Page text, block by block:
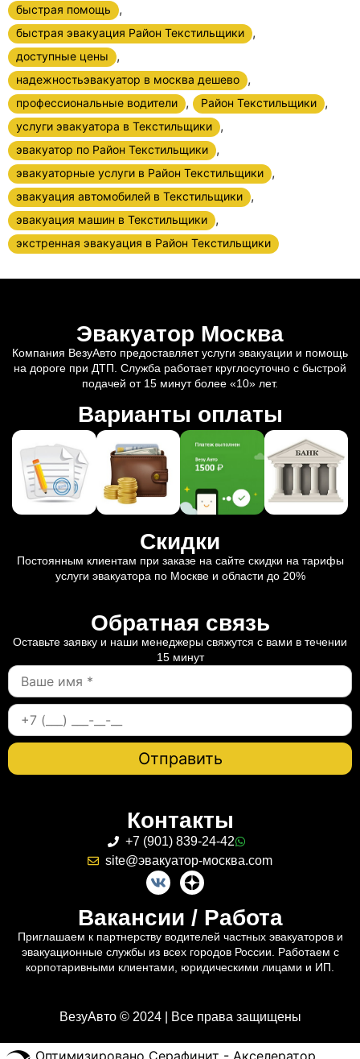
быстрая помощь ,
быстрая эвакуация Район Текстильщики ,
доступные цены ,
надежностьэвакуатор в москва дешево ,
профессиональные водители , Район Текстильщики ,
услуги эвакуатора в Текстильщики ,
эвакуатор по Район Текстильщики ,
эвакуаторные услуги в Район Текстильщики ,
эвакуация автомобилей в Текстильщики ,
эвакуация машин в Текстильщики ,
экстренная эвакуация в Район Текстильщики
Эвакуатор Москва
Компания ВезуАвто предоставляет услуги эвакуации и помощь
на дороге при ДТП. Служба работает круглосуточно с быстрой
подачей от 15 минут более «10» лет.
Варианты оплаты
Скидки
Постоянным клиентам при заказе на сайте скидки на тарифы
услуги эвакуатора по Москве и области до 20%
Обратная связь
Оставьте заявку и наши менеджеры свяжутся с вами в течении
15 минут
Контакты
+7 (901) 839-24-42
site@эвакуатор-москва.com
Вакансии / Работа
Приглашаем к партнерству водителей частных эвакуаторов и
эвакуационные службы из всех городов России. Работаем с
корпотаривными клиентами, юридическими лицами и ИП.
ВезуАвто © 2024 | Все права защищены
Оптимизировано Серафинит - Акселератор